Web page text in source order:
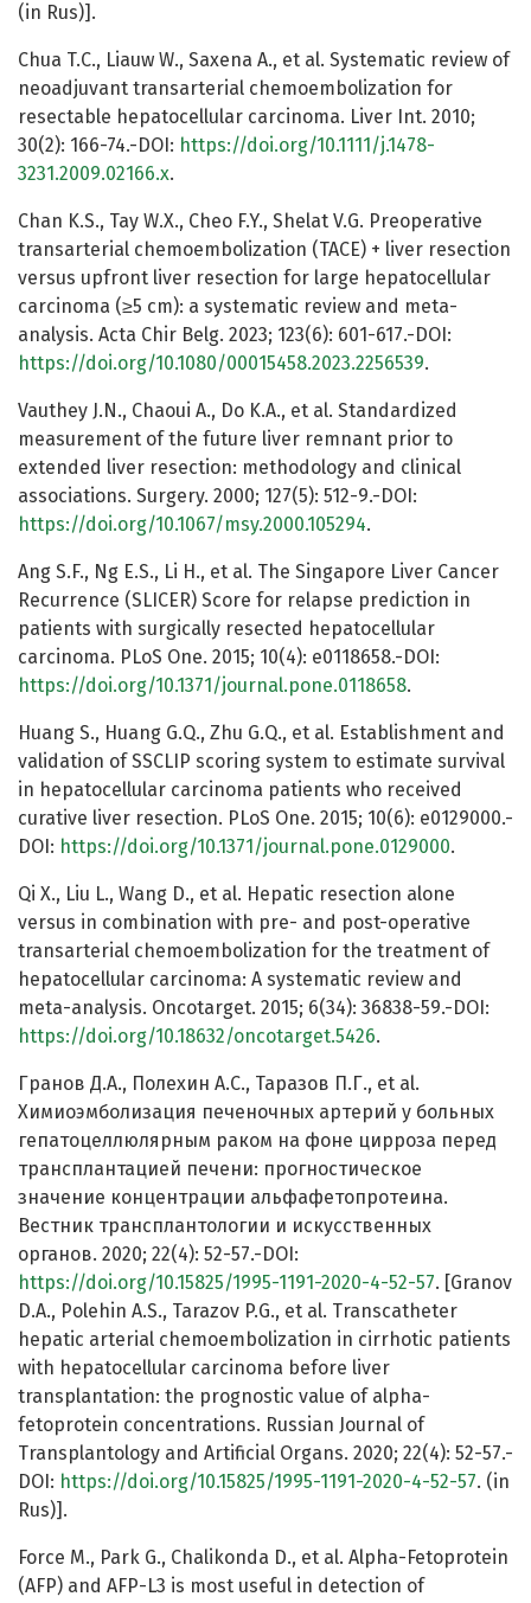
(in Rus)].
Chua T.C., Liauw W., Saxena A., et al. Systematic review of
neoadjuvant transarterial chemoembolization for
resectable hepatocellular carcinoma. Liver Int. 2010;
30(2): 166-74.-DOI: https://doi.org/10.1111/j.1478-
3231.2009.02166.x.
Chan K.S., Tay W.X., Cheo F.Y., Shelat V.G. Preoperative
transarterial chemoembolization (TACE) + liver resection
versus upfront liver resection for large hepatocellular
carcinoma (≥5 cm): a systematic review and meta-
analysis. Acta Chir Belg. 2023; 123(6): 601-617.-DOI:
https://doi.org/10.1080/00015458.2023.2256539.
Vauthey J.N., Chaoui A., Do K.A., et al. Standardized
measurement of the future liver remnant prior to
extended liver resection: methodology and clinical
associations. Surgery. 2000; 127(5): 512-9.-DOI:
https://doi.org/10.1067/msy.2000.105294.
Ang S.F., Ng E.S., Li H., et al. The Singapore Liver Cancer
Recurrence (SLICER) Score for relapse prediction in
patients with surgically resected hepatocellular
carcinoma. PLoS One. 2015; 10(4): e0118658.-DOI:
https://doi.org/10.1371/journal.pone.0118658.
Huang S., Huang G.Q., Zhu G.Q., et al. Establishment and
validation of SSCLIP scoring system to estimate survival
in hepatocellular carcinoma patients who received
curative liver resection. PLoS One. 2015; 10(6): e0129000.-
DOI: https://doi.org/10.1371/journal.pone.0129000.
Qi X., Liu L., Wang D., et al. Hepatic resection alone
versus in combination with pre- and post-operative
transarterial chemoembolization for the treatment of
hepatocellular carcinoma: A systematic review and
meta-analysis. Oncotarget. 2015; 6(34): 36838-59.-DOI:
https://doi.org/10.18632/oncotarget.5426.
Гранов Д.А., Полехин А.С., Таразов П.Г., et al.
Химиоэмболизация печеночных артерий у больных
гепатоцеллюлярным раком на фоне цирроза перед
трансплантацией печени: прогностическое
значение концентрации альфафетопротеина.
Вестник трансплантологии и искусственных
органов. 2020; 22(4): 52-57.-DOI:
https://doi.org/10.15825/1995-1191-2020-4-52-57. [Granov
D.A., Polehin A.S., Tarazov P.G., et al. Transcatheter
hepatic arterial chemoembolization in cirrhotic patients
with hepatocellular carcinoma before liver
transplantation: the prognostic value of alpha-
fetoprotein concentrations. Russian Journal of
Transplantology and Artificial Organs. 2020; 22(4): 52-57.-
DOI: https://doi.org/10.15825/1995-1191-2020-4-52-57. (in
Rus)].
Force M., Park G., Chalikonda D., et al. Alpha-Fetoprotein
(AFP) and AFP-L3 is most useful in detection of